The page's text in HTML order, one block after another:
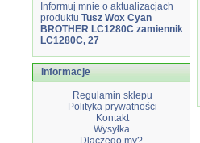
Informuj mnie o aktualizacjach
produktu Tusz Wox Cyan
BROTHER LC1280C zamiennik
LC1280C, 27
Informacje
Regulamin sklepu
Polityka prywatności
Kontakt
Wysyłka
Dlaczego my?